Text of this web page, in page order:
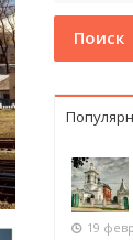
Поиск
19